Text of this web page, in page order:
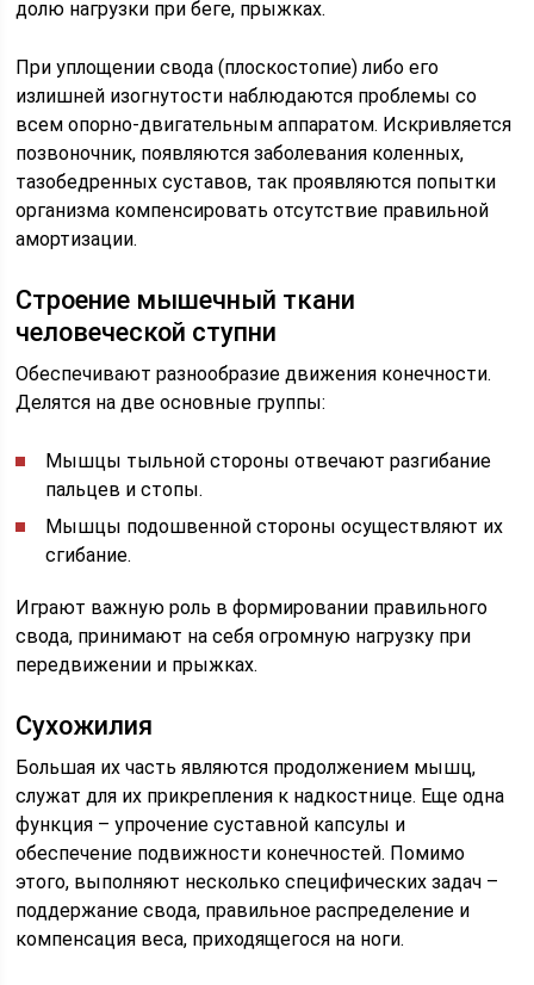
долю нагрузки при беге, прыжках.
При уплощении свода (плоскостопие) либо его
излишней изогнутости наблюдаются проблемы со
всем опорно-двигательным аппаратом. Искривляется
позвоночник, появляются заболевания коленных,
тазобедренных суставов, так проявляются попытки
организма компенсировать отсутствие правильной
амортизации.
Строение мышечный ткани
человеческой ступни
Обеспечивают разнообразие движения конечности.
Делятся на две основные группы:
Мышцы тыльной стороны отвечают разгибание
пальцев и стопы.
Мышцы подошвенной стороны осуществляют их
сгибание.
Играют важную роль в формировании правильного
свода, принимают на себя огромную нагрузку при
передвижении и прыжках.
Сухожилия
Большая их часть являются продолжением мышц,
служат для их прикрепления к надкостнице. Еще одна
функция – упрочение суставной капсулы и
обеспечение подвижности конечностей. Помимо
этого, выполняют несколько специфических задач –
поддержание свода, правильное распределение и
компенсация веса, приходящегося на ноги.